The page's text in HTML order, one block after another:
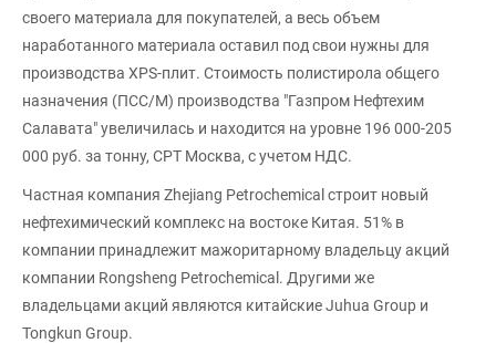
своего материала для покупателей, а весь объем
наработанного материала оставил под свои нужны для
производства XPS-плит. Стоимость полистирола общего
назначения (ПСС/М) производства "Газпром Нефтехим
Салавата" увеличилась и находится на уровне 196 000-205
000 руб. за тонну, CPT Москва, с учетом НДС.
Частная компания Zhejiang Petrochemical строит новый
нефтехимический комплекс на востоке Китая. 51% в
компании принадлежит мажоритарному владельцу акций
компании Rongsheng Petrochemical. Другими же
владельцами акций являются китайские Juhua Group и
Tongkun Group.